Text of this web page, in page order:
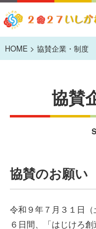
HOME 協賛企業・制度
協賛
協賛のお願い
令和９年７月３１日
６日間、「はじけろ